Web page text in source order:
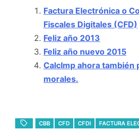
Factura Electrónica o
Fiscales Digitales (CFD)
Feliz año 2013
Feliz año nuevo 2015
CalcImp ahora también
morales.
CBB CFD CFDI FACTURA